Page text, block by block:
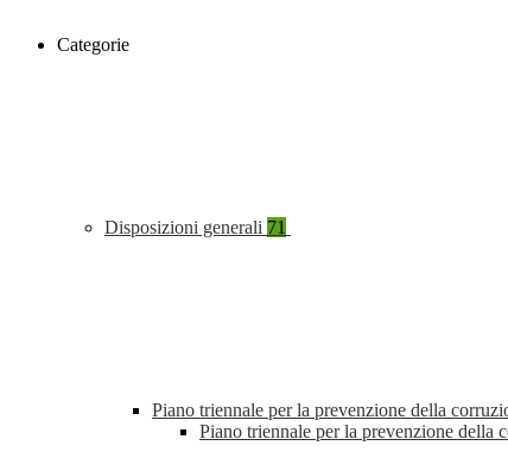
Categorie
Disposizioni generali 71
Piano triennale per la prevenzione della
Piano triennale per la prevenzione della